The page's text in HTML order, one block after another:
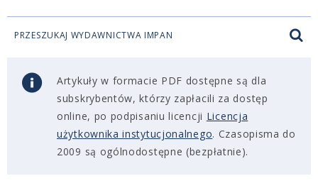
PRZESZUKAJ WYDAWNICTWA IMPAN
Artykuły w formacie PDF dostępne są dla
subskrybentów, którzy zapłacili za dostęp
online, po podpisaniu licencji Licencja
użytkownika instytucjonalnego. Czasopisma do
2009 są ogólnodostępne (bezpłatnie).